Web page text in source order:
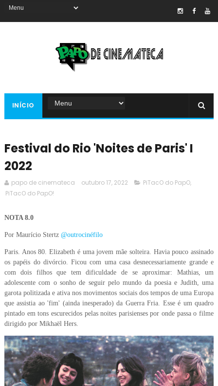
INÍCIO
Festival do Rio 'Noites de Paris' I
2022
papo de cinemateca outubro 17, 2022 PiTacO do PapO,
PiTacO do PapO!
NOTA 8.0
Por Maurício Stertz @outrocinéfilo
Paris. Anos 80. Elizabeth é uma jovem mãe solteira. Havia pouco assinado
os papéis do divórcio. Ficou com uma casa desnecessariamente grande e
com dois filhos que tem dificuldade de se aproximar: Mathias, um
adolescente com o sonho de seguir pelo mundo da poesia e Judith, uma
garota politizada e ativa nos movimentos sociais dos tempos de uma Europa
que assistia ao 'fim' (ainda inesperado) da Guerra Fria. Esse é um quadro
pintado em tons escurecidos pelas noites parisienses por onde passa o filme
dirigido por Mikhaël Hers.